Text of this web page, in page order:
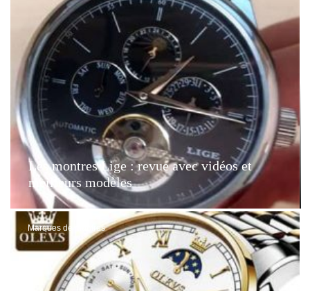
Les montres Lige : revue avec vidéos et
meilleurs modèles
Marques de montres